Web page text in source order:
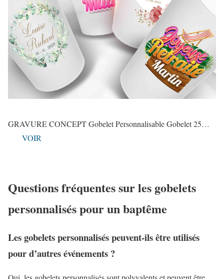
GRAVURE CONCEPT Gobelet Personnalisable Gobelet 25…
VOIR
Questions fréquentes sur les gobelets
personnalisés pour un baptême
Les gobelets personnalisés peuvent-ils être utilisés
pour d’autres événements ?